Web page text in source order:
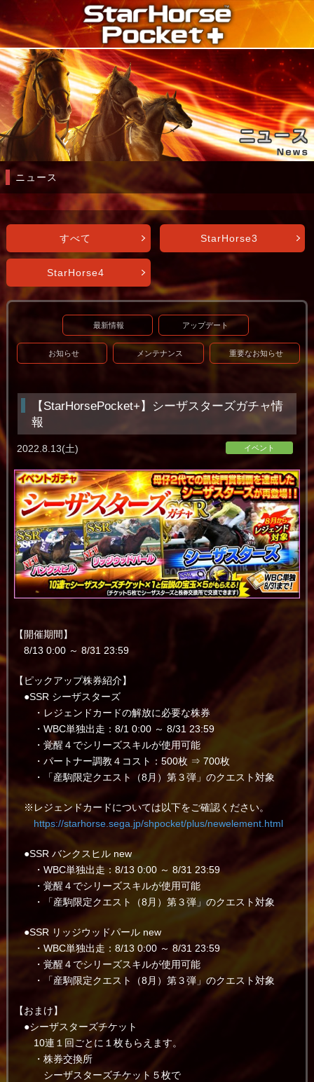
ニュース
すべて StarHorse3
StarHorse4
最新情報 アップデート
お知らせ メンテナンス 重要なお知らせ
【StarHorsePocket+】シーザスターズガチャ情
報
イベント
2022.8.13(土)
【開催期間】
8/13 0:00 ～ 8/31 23:59
【ピックアップ株券紹介】
●SSR シーザスターズ
・レジェンドカードの解放に必要な株券
・WBC単独出走：8/1 0:00 ～ 8/31 23:59
・覚醒４でシリーズスキルが使用可能
・パートナー調教４コスト：500枚 ⇒ 700枚
・「産駒限定クエスト（8月）第３弾」のクエスト対象
※レジェンドカードについては以下をご確認ください。
https://starhorse.sega.jp/shpocket/plus/newelement.html
●SSR バンクスヒル new
・WBC単独出走：8/13 0:00 ～ 8/31 23:59
・覚醒４でシリーズスキルが使用可能
・「産駒限定クエスト（8月）第３弾」のクエスト対象
●SSR リッジウッドパール new
・WBC単独出走：8/13 0:00 ～ 8/31 23:59
・覚醒４でシリーズスキルが使用可能
・「産駒限定クエスト（8月）第３弾」のクエスト対象
【おまけ】
●シーザスターズチケット
10連１回ごとに１枚もらえます。
・株券交換所
シーザスターズチケット５枚で